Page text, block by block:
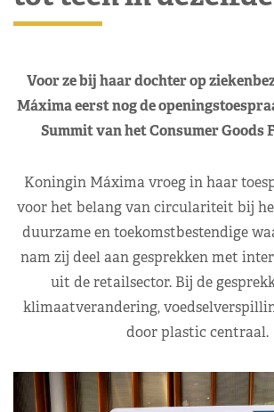
Voor ze bij haar dochter op
Máxima eerst nog de
Summit van het Consumer Goods
Koningin Máxima vroeg in haar
voor het belang van circulariteit bij
duurzame en toekomstbestendige
nam zij deel aan gesprekken met
uit de retailsector. Bij de
klimaatverandering,
door plastic centraal.